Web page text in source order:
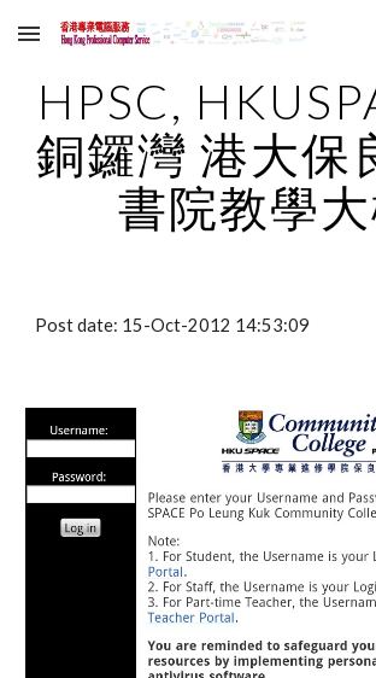
Skip to main content
HPSC,
銅鑼灣 港大保
書院教學
Post date: 15-Oct-2012 14:53:09